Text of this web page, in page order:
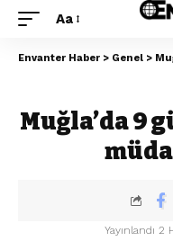
Aa
Envanter Haber > Genel >
Muğla’da 9
Yayınlandı